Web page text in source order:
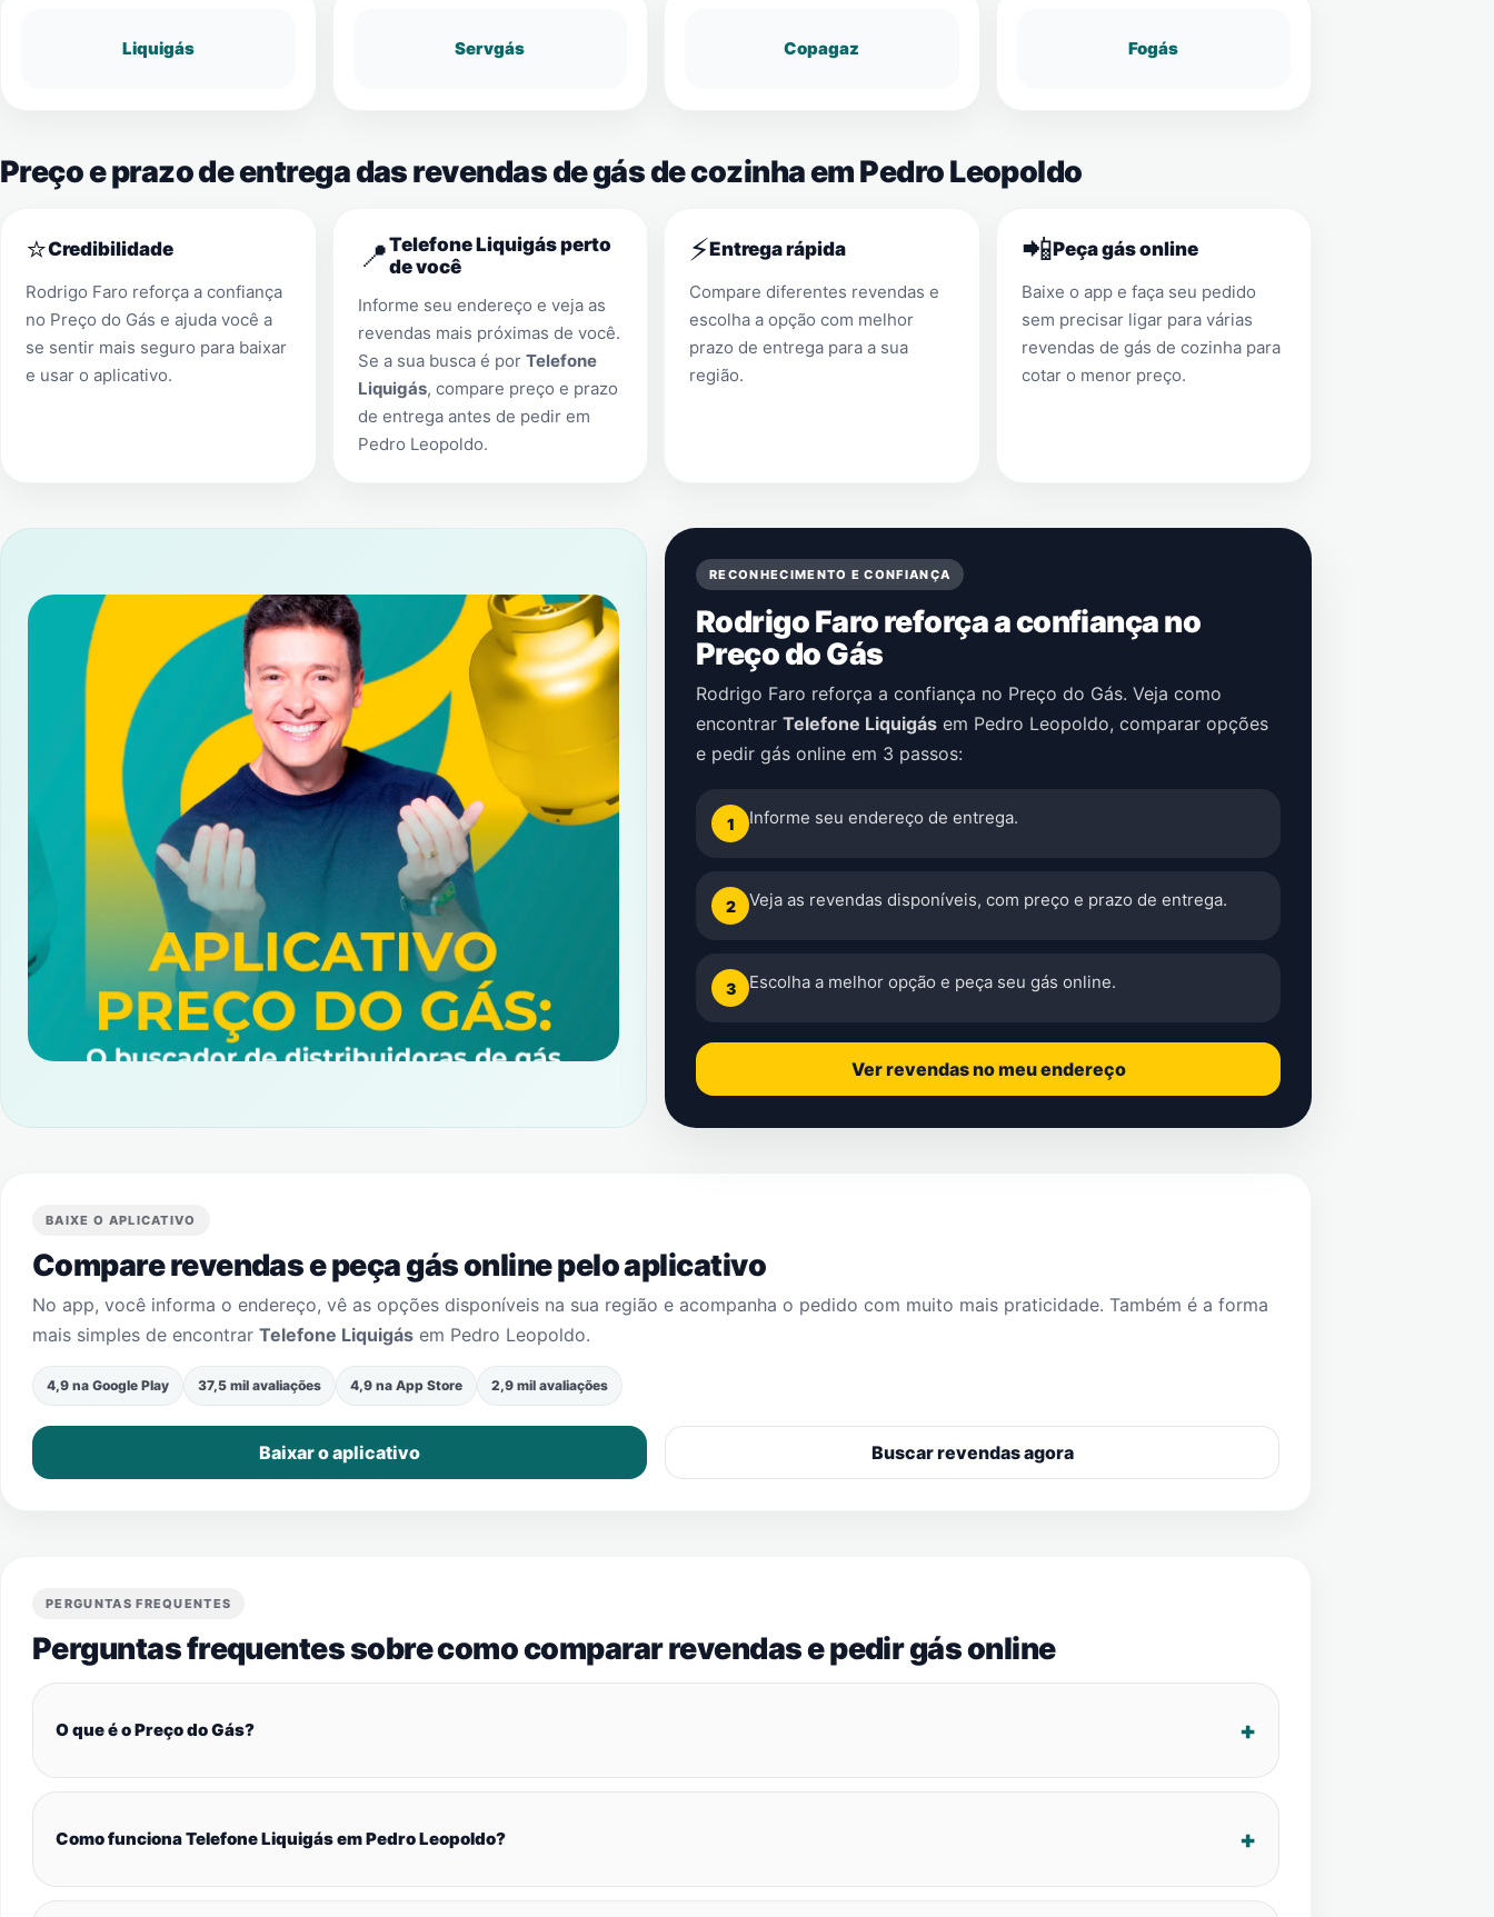
Liquigás Servgás Copagaz Fogás
Preço e prazo de entrega das revendas de gás de cozinha em Pedro Leopoldo
⭐Credibilidade
Rodrigo Faro reforça a confiança
no Preço do Gás e ajuda você a
se sentir mais seguro para baixar
e usar o aplicativo.
📍Telefone Liquigás perto
de você
Informe seu endereço e veja as
revendas mais próximas de você.
Se a sua busca é por Telefone
Liquigás, compare preço e prazo
de entrega antes de pedir em
Pedro Leopoldo.
⚡Entrega rápida
Compare diferentes revendas e
escolha a opção com melhor
prazo de entrega para a sua
região.
📲Peça gás online
Baixe o app e faça seu pedido
sem precisar ligar para várias
revendas de gás de cozinha para
cotar o menor preço.
RECONHECIMENTO E CONFIANÇA
Rodrigo Faro reforça a confiança no
Preço do Gás
Rodrigo Faro reforça a confiança no Preço do Gás. Veja como
encontrar Telefone Liquigás em Pedro Leopoldo, comparar opções
e pedir gás online em 3 passos:
1 Informe seu endereço de entrega.
2 Veja as revendas disponíveis, com preço e prazo de entrega.
3 Escolha a melhor opção e peça seu gás online.
Ver revendas no meu endereço
BAIXE O APLICATIVO
Compare revendas e peça gás online pelo aplicativo
No app, você informa o endereço, vê as opções disponíveis na sua região e acompanha o pedido com muito mais praticidade. Também é a forma
mais simples de encontrar Telefone Liquigás em Pedro Leopoldo.
4,9 na Google Play 37,5 mil avaliações 4,9 na App Store 2,9 mil avaliações
Baixar o aplicativo Buscar revendas agora
PERGUNTAS FREQUENTES
Perguntas frequentes sobre como comparar revendas e pedir gás online
O que é o Preço do Gás?
Como funciona Telefone Liquigás em Pedro Leopoldo?